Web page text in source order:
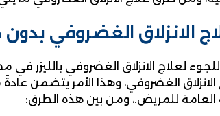
الانزلاق الغضروفي بدون
لعلاج الانزلاق الغضروفي بالليزر في
الانزلاق الغضروفي، وهذا الأمر يتضمن
العامة للمريض.، ومن بين هذه الطرق: